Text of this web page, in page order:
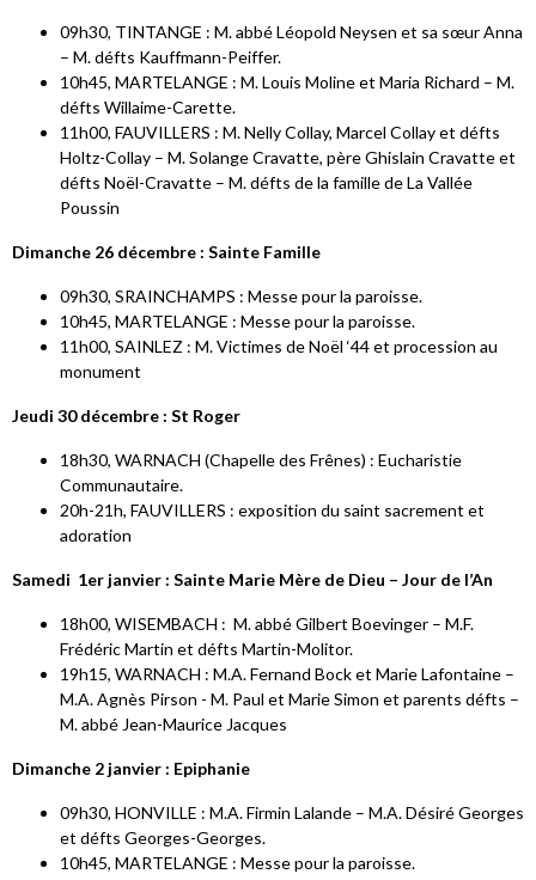
09h30, TINTANGE : M. abbé Léopold Neysen et sa sœur Anna
– M. défts Kauffmann-Peiffer.
10h45, MARTELANGE : M. Louis Moline et Maria Richard – M.
défts Willaime-Carette.
11h00, FAUVILLERS : M. Nelly Collay, Marcel Collay et défts
Holtz-Collay – M. Solange Cravatte, père Ghislain Cravatte et
défts Noël-Cravatte – M. défts de la famille de La Vallée
Poussin
Dimanche 26 décembre : Sainte Famille
09h30, SRAINCHAMPS : Messe pour la paroisse.
10h45, MARTELANGE : Messe pour la paroisse.
11h00, SAINLEZ : M. Victimes de Noël ‘44 et procession au
monument
Jeudi 30 décembre : St Roger
18h30, WARNACH (Chapelle des Frênes) : Eucharistie
Communautaire.
20h-21h, FAUVILLERS : exposition du saint sacrement et
adoration
Samedi 1er janvier : Sainte Marie Mère de Dieu – Jour de l’An
18h00, WISEMBACH : M. abbé Gilbert Boevinger – M.F.
Frédéric Martin et défts Martin-Molitor.
19h15, WARNACH : M.A. Fernand Bock et Marie Lafontaine –
M.A. Agnès Pirson - M. Paul et Marie Simon et parents défts –
M. abbé Jean-Maurice Jacques
Dimanche 2 janvier : Epiphanie
09h30, HONVILLE : M.A. Firmin Lalande – M.A. Désiré Georges
et défts Georges-Georges.
10h45, MARTELANGE : Messe pour la paroisse.